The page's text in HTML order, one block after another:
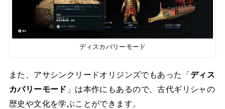
ディスカバリーモード
また、アサシンクリードオリジンズでもあった「 ディス
カバリーモード 」は本作にもあるので、古代ギリシャの
歴史や文化を学ぶことができます。